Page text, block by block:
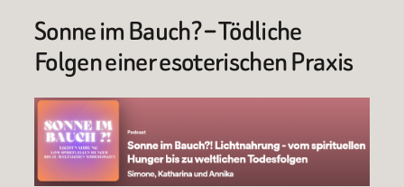
Sonne im Bauch? – Tödliche
Folgen einer esoterischen Praxis